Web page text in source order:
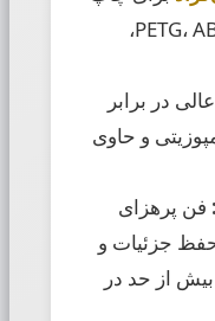
مواد مهندسی (مانند PETG، ABS،
در برابر
و حاوی
فن پرهزای
جزئیات و
از حد در